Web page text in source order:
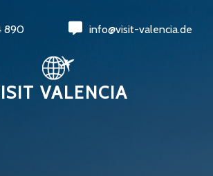
890 info@visit-valencia.de
VALENCIA